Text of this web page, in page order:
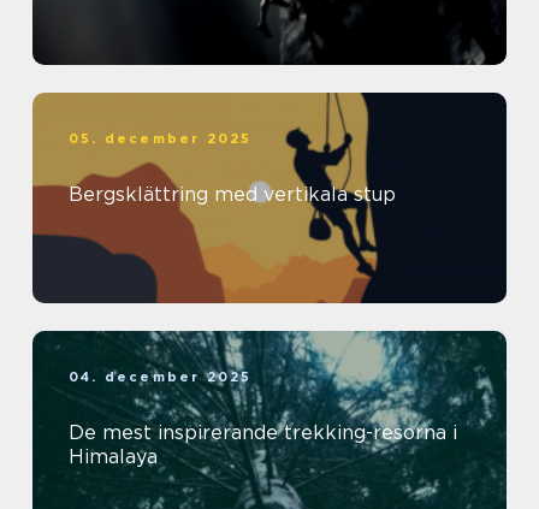
05. december 2025
Bergsklättring med vertikala stup
04. december 2025
De mest inspirerande trekking-resorna i
Himalaya